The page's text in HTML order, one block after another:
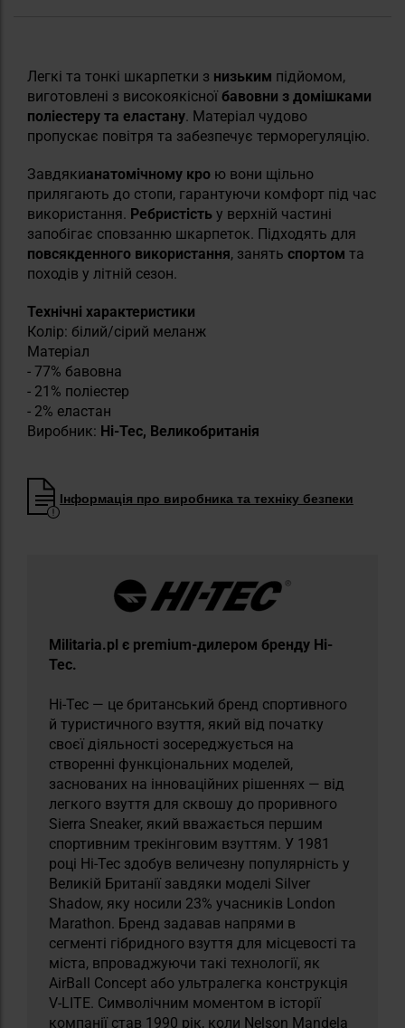
Легкі та тонкі шкарпетки з низьким підйомом,
виготовлені з високоякісноїбавовни з домішками
поліестеру та еластану. Матеріал чудово
пропускає повітря та забезпечує терморегуляцію.
Завдякианатомічному кро ю вони щільно
прилягають до стопи, гарантуючи комфорт під час
використання. Ребристість у верхній частині
запобігає сповзанню шкарпеток. Підходять для
повсякденного використання, занять спортом та
походів у літній сезон.
Технічні характеристики
Колір: білий/сірий меланж
Матеріал
- 77% бавовна
- 21% поліестер
- 2% еластан
Виробник: Hi-Tec, Великобританія
Інформація про виробника та техніку безпеки
Militaria.pl є premium-дилером бренду Hi-
Tec.
Hi-Tec — це британський бренд спортивного
й туристичного взуття, який від початку
своєї діяльності зосереджується на
створенні функціональних моделей,
заснованих на інноваційних рішеннях — від
легкого взуття для сквошу до проривного
Sierra Sneaker, який вважається першим
спортивним трекінговим взуттям. У 1981
році Hi-Tec здобув величезну популярність у
Великій Британії завдяки моделі Silver
Shadow, яку носили 23% учасників London
Marathon. Бренд задавав напрями в
сегменті гібридного взуття для місцевості та
міста, впроваджуючи такі технології, як
AirBall Concept або ультралегка конструкція
V-LITE. Символічним моментом в історії
компанії став 1990 рік, коли Nelson Mandela